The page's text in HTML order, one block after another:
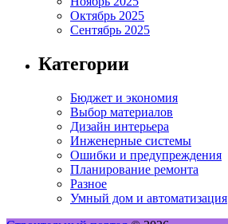
Октябрь 2025
Сентябрь 2025
Категории
Бюджет и экономия
Выбор материалов
Дизайн интерьера
Инженерные системы
Ошибки и предупреждения
Планирование ремонта
Разное
Умный дом и автоматизация